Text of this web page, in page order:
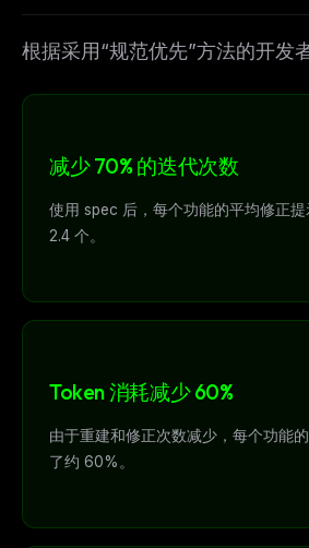
根据采用“规范优先”方法的开发
减少 70% 的迭代次数
使用 spec 后，每个功能的平均修正提
2.4 个。
Token 消耗减少 60%
由于重建和修正次数减少，每个功能
了约 60%。